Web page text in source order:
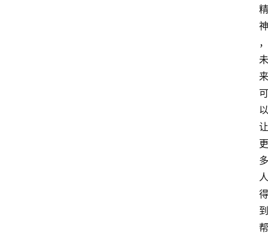
精
神
，
未
来
可
以
让
更
多
人
得
到
帮